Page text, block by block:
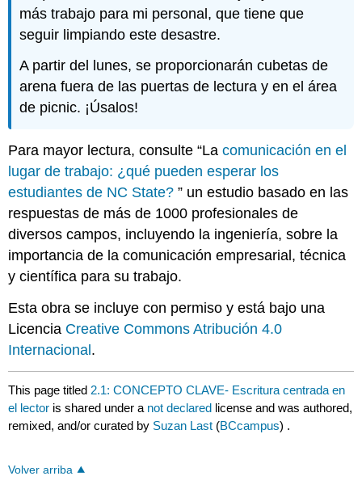
más trabajo para mi personal, que tiene que
seguir limpiando este desastre.
A partir del lunes, se proporcionarán cubetas de
arena fuera de las puertas de lectura y en el área
de picnic. ¡Úsalos!
Para mayor lectura, consulte “Lacomunicación en el
lugar de trabajo: ¿qué pueden esperar los
estudiantes de NC State?” un estudio basado en las
respuestas de más de 1000 profesionales de
diversos campos, incluyendo la ingeniería, sobre la
importancia de la comunicación empresarial, técnica
y científica para su trabajo.
Esta obra se incluye con permiso y está bajo una
Licencia Creative Commons Atribución 4.0
Internacional.
This page titled 2.1: CONCEPTO CLAVE- Escritura centrada en
el lector is shared under a not declared license and was authored,
remixed, and/or curated by Suzan Last (BCcampus) .
Volver arriba